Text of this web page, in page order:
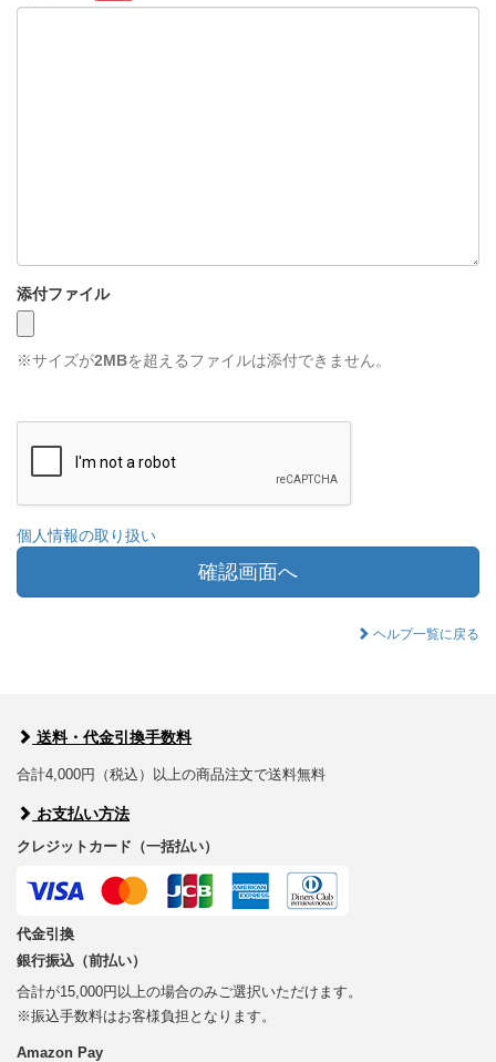
添付ファイル
※サイズが2MBを超えるファイルは添付できません。
個人情報の取り扱い
確認画面へ
ヘルプ一覧に戻る
送料・代金引換手数料
合計4,000円（税込）以上の商品注文で送料無料
お支払い方法
クレジットカード（一括払い）
代金引換
銀行振込（前払い）
合計が15,000円以上の場合のみご選択いただけます。
※振込手数料はお客様負担となります。
Amazon Pay